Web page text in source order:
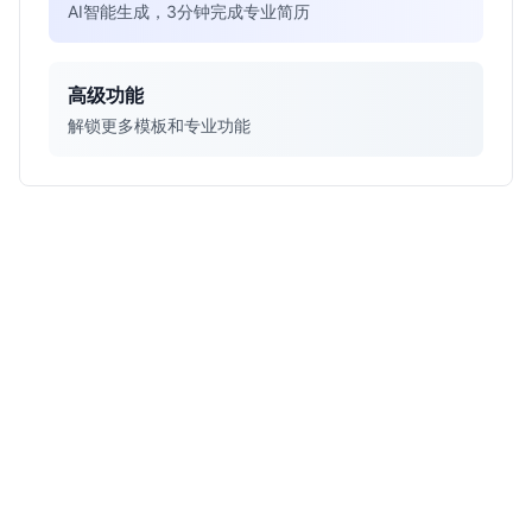
AI智能生成，3分钟完成专业简历
高级功能
解锁更多模板和专业功能